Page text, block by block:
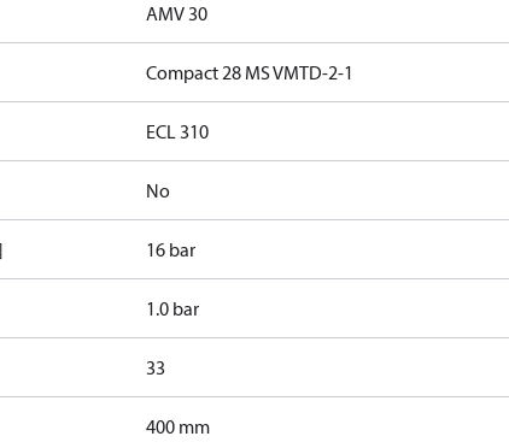
AMV 30
Compact 28 MS VMTD-2-1
ECL 310
No
16 bar
1.0 bar
33
400 mm